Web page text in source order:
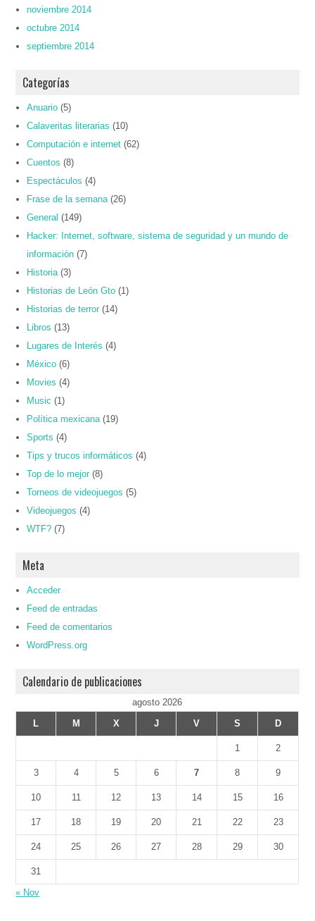
noviembre 2014
octubre 2014
septiembre 2014
Categorías
Anuario (5)
Calaveritas literarias (10)
Computación e internet (62)
Cuentos (8)
Espectáculos (4)
Frase de la semana (26)
General (149)
Hacker: Internet, software, sistema de seguridad y un mundo de
información (7)
Historia (3)
Historias de León Gto (1)
Historias de terror (14)
Libros (13)
Lugares de Interés (4)
México (6)
Movies (4)
Music (1)
Política mexicana (19)
Sports (4)
Tips y trucos informáticos (4)
Top de lo mejor (8)
Torneos de videojuegos (5)
Videojuegos (4)
WTF? (7)
Meta
Acceder
Feed de entradas
Feed de comentarios
WordPress.org
Calendario de publicaciones
agosto 2026
L
M X J V S D
1 2
3 4 5 6 7 8 9
10 11 12 13 14 15 16
17 18 19 20 21 22 23
24 25 26 27 28 29 30
31
« Nov